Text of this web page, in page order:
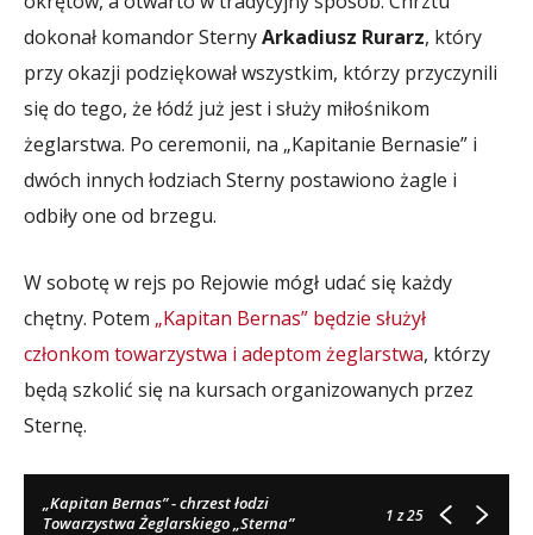
dokonał komandor SternyArkadiusz Rurarz, który
przy okazji podziękował wszystkim, którzy przyczynili
się do tego, że łódź już jest i służy miłośnikom
żeglarstwa. Po ceremonii, na „Kapitanie Bernasie” i
dwóch innych łodziach Sterny postawiono żagle i
odbiły one od brzegu.
W sobotę w rejs po Rejowie mógł udać się każdy
chętny. Potem „Kapitan Bernas” będzie służył
członkom towarzystwa i adeptom żeglarstwa, którzy
będą szkolić się na kursach organizowanych przez
Sternę.
„Kapitan Bernas” - chrzest łodzi
Towarzystwa Żeglarskiego „Sterna”
1z 25